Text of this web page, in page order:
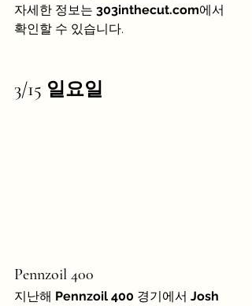
자세한 정보는 303inthecut.com에서
확인할 수 있습니다.
3/15 일요일
Pennzoil 400
지난해 Pennzoil 400 경기에서 Josh